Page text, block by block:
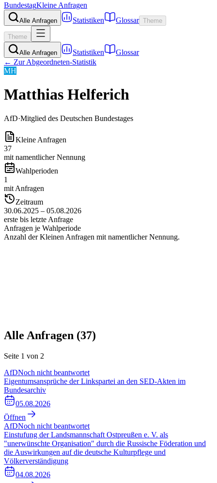
BundestagKleine Anfragen
Alle Anfragen Statistiken Glossar Theme
Theme
Alle Anfragen Statistiken
Glossar
← Zur Abgeordneten-Statistik
MH
Matthias Helferich
AfD·Mitglied des Deutschen Bundestages
Kleine Anfragen
37
mit namentlicher Nennung
Wahlperioden
1
mit Anfragen
Zeitraum
30.06.2025 – 05.08.2026
erste bis letzte Anfrage
Anfragen je Wahlperiode
Anzahl der Kleinen Anfragen mit namentlicher Nennung.
Alle Anfragen (37)
Seite 1 von 2
AfDNoch nicht beantwortet
Eigentumsansprüche der Linkspartei an den SED-Akten im
Bundesarchiv
05.08.2026
Öffnen
AfDNoch nicht beantwortet
Einstufung der Landsmannschaft Ostpreußen e. V. als
"unerwünschte Organisation" durch die Russische Föderation und
die Auswirkungen auf die deutsche Kulturpflege und
Völkerverständigung
04.08.2026